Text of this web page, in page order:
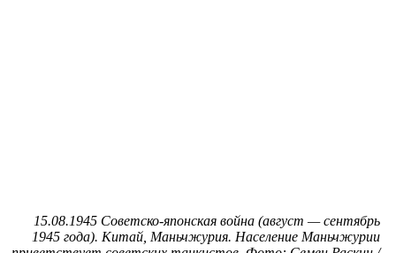
15.08.1945 Советско-японская война (август — сентябрь
1945 года). Китай, Маньчжурия. Население Маньчжурии